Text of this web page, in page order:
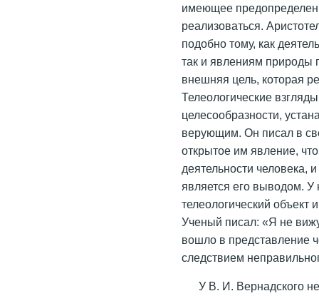
имеющее
реализоваться.
подобно тому, как
так и явлениям природы
внешняя цель, которая
Телеологические
целесообразности,
верующим. Он писал в
открытое им явление,
деятельности человека,
является его выводом. У
телеологический объект
Ученый писал: «Я не
вошло в представление
следствием
У В. И. Вернадского